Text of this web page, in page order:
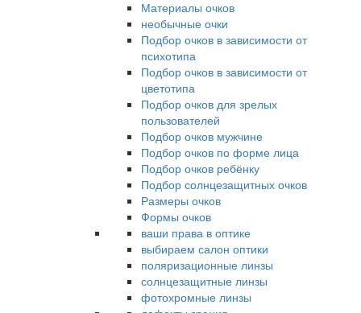
Материалы очков
необычные очки
Подбор очков в зависимости от
психотипа
Подбор очков в зависимости от
цветотипа
Подбор очков для зрелых
пользователей
Подбор очков мужчине
Подбор очков по форме лица
Подбор очков ребёнку
Подбор солнцезащитных очков
Размеры очков
Формы очков
ваши права в оптике
выбираем салон оптики
поляризационные линзы
солнцезащитные линзы
фотохромные линзы